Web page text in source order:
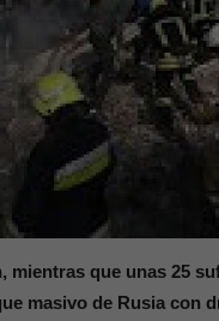
mientras que unas 25
masivo de Rusia con